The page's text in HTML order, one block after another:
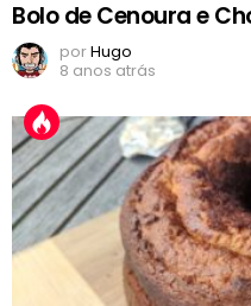
Bolo de Cenoura e
porHugo
8 anos atrás